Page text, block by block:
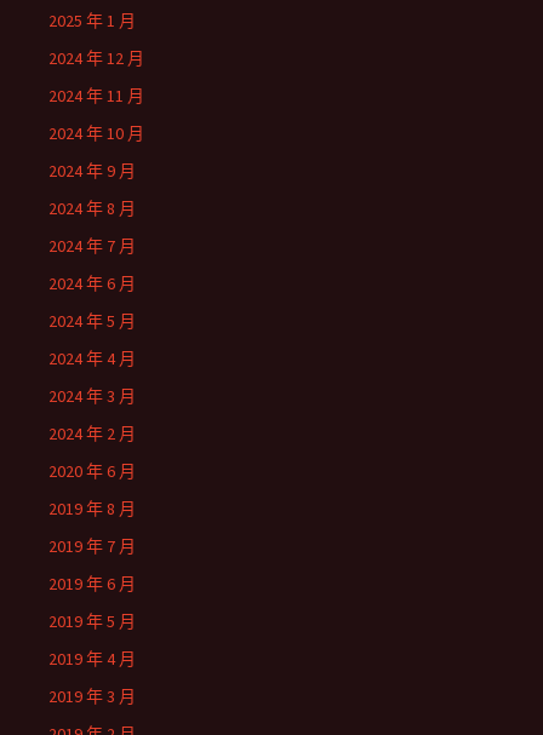
2025 年 1 月
2024 年 12 月
2024 年 11 月
2024 年 10 月
2024 年 9 月
2024 年 8 月
2024 年 7 月
2024 年 6 月
2024 年 5 月
2024 年 4 月
2024 年 3 月
2024 年 2 月
2020 年 6 月
2019 年 8 月
2019 年 7 月
2019 年 6 月
2019 年 5 月
2019 年 4 月
2019 年 3 月